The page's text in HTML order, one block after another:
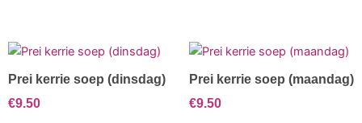
Prei kerrie soep (dinsdag)
€9.50
Prei kerrie soep (maandag)
€9.50